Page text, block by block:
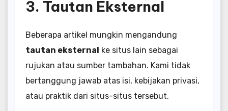
3. Tautan Eksternal
Beberapa artikel mungkin mengandung
tautan eksternal ke situs lain sebagai
rujukan atau sumber tambahan. Kami tidak
bertanggung jawab atas isi, kebijakan privasi,
atau praktik dari situs-situs tersebut.